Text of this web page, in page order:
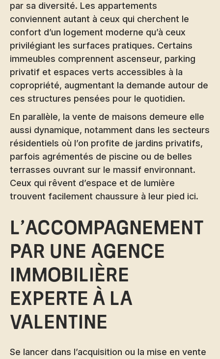
par sa diversité. Les appartements
conviennent autant à ceux qui cherchent le
confort d’un logement moderne qu’à ceux
privilégiant les surfaces pratiques. Certains
immeubles comprennent ascenseur, parking
privatif et espaces verts accessibles à la
copropriété, augmentant la demande autour de
ces structures pensées pour le quotidien.
En parallèle, la vente de maisons demeure elle
aussi dynamique, notamment dans les secteurs
résidentiels où l’on profite de jardins privatifs,
parfois agrémentés de piscine ou de belles
terrasses ouvrant sur le massif environnant.
Ceux qui rêvent d’espace et de lumière
trouvent facilement chaussure à leur pied ici.
L’accompagnement
par une agence
immobilière
experte à la
Valentine
Se lancer dans l’acquisition ou la mise en vente